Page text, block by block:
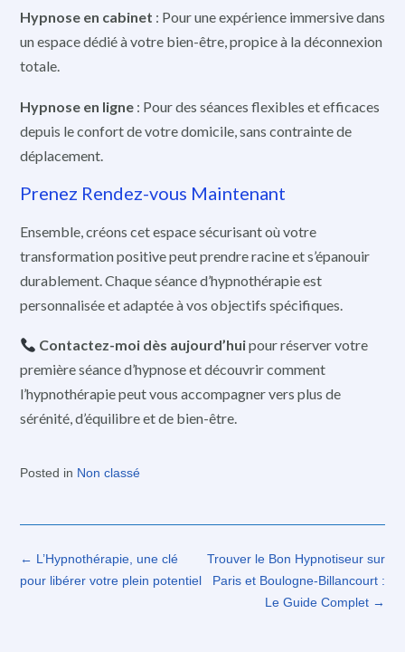
Hypnose en cabinet : Pour une expérience immersive dans
un espace dédié à votre bien-être, propice à la déconnexion
totale.
Hypnose en ligne : Pour des séances flexibles et efficaces
depuis le confort de votre domicile, sans contrainte de
déplacement.
Prenez Rendez-vous Maintenant
Ensemble, créons cet espace sécurisant où votre
transformation positive peut prendre racine et s’épanouir
durablement. Chaque séance d’hypnothérapie est
personnalisée et adaptée à vos objectifs spécifiques.
Contactez-moi dès aujourd’huipour réserver votre
première séance d’hypnose et découvrir comment
l’hypnothérapie peut vous accompagner vers plus de
sérénité, d’équilibre et de bien-être.
Posted in Non classé
Post
navigation
Trouver le Bon Hypnotiseur sur
Paris et Boulogne-Billancourt :
Le Guide Complet →
← L’Hypnothérapie, une clé
pour libérer votre plein potentiel